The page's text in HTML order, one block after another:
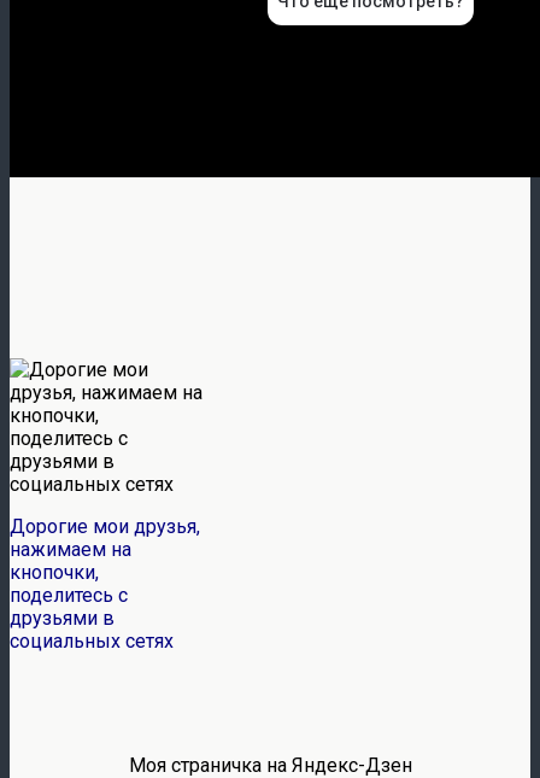
Дорогие мои друзья,
нажимаем на
кнопочки,
поделитесь с
друзьями в
социальных сетях
Моя страничка на Яндекс-Дзен